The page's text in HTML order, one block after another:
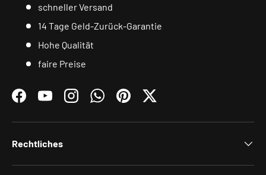
schneller Versand
14 Tage Geld-Zurück-Garantie
Hohe Qualität
faire Preise
FacebookYouTubeInstagramWhatsAppPinterestTwitter
Rechtliches